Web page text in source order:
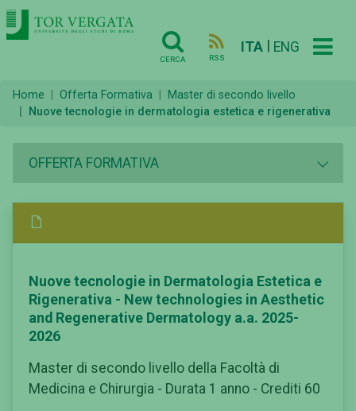
CERCA RSS
ITA ENG
Home Offerta Formativa
Master di secondo livello
Nuove tecnologie in dermatologia estetica e rigenerativa
OFFERTA FORMATIVA
Nuove tecnologie in Dermatologia Estetica e
Rigenerativa - New technologies in Aesthetic
and Regenerative Dermatology a.a. 2025-
2026
Master di secondo livello della Facoltà di
Medicina e Chirurgia - Durata 1 anno - Crediti 60